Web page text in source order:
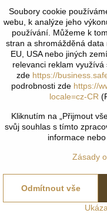
produktu
5/5
1x
0x
0x
Soubory cookie
webu, k analýze jeho
používání. Můžeme k
stran a shromážděná
EU, USA nebo jiných
relevanci reklam
zde https://
podrobnosti zde https://
locale=cz-CR
Kliknutím na „Přijmout
svůj souhlas s tímto
informace
Zásady
Odmítnout vše